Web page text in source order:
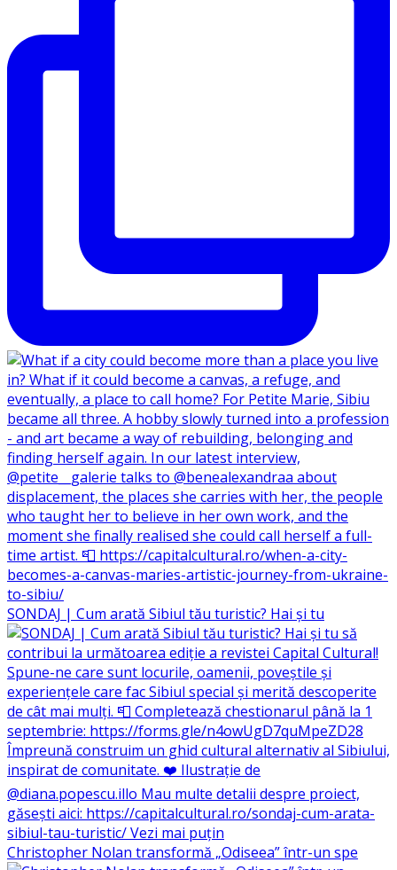
SONDAJ | Cum arată Sibiul tău turistic? Hai și tu
Christopher Nolan transformă „Odiseea” într-un spe